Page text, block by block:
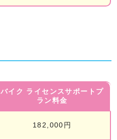
バイク ライセンスサポートプ
ラン料金
182,000円